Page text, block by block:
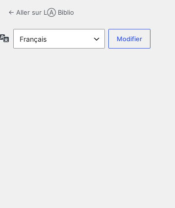
← Aller sur LⒶ Biblio
Langue